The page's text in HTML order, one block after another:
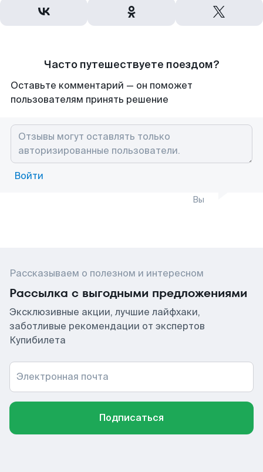
Часто путешествуете поездом?
Оставьте комментарий — он поможет
пользователям принять решение
Войти
Вы
Рассказываем о полезном и интересном
Рассылка с выгодными предложениями
Эксклюзивные акции, лучшие лайфхаки,
заботливые рекомендации от экспертов
Купибилета
Электронная почта
Подписаться